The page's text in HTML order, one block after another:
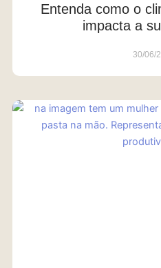
Entenda como o
impacta a
30/06/